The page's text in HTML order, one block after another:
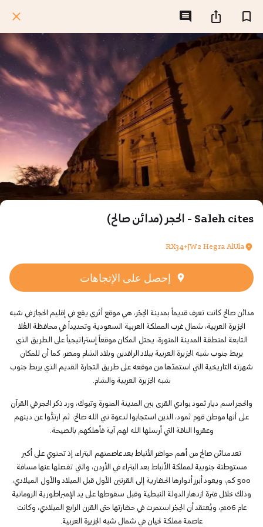
Saleh cites - الحجر (مدائن صالح)
RX34+JW2 Hegra AlUla
إحصل على الإتجاهات
مدائن صالح كانت تعرف قديماً بمدينة الحِجْر، هي موقع أثري يقع في إقليم الحجاز في شبه
الجزيرة العربية، شمال غرب المملكة العربية السعودية وتحديداً في محافظة العُلا
التابعة لمنطقة المدينة المنورة، يحتل المكان موقعاً إستراتيجياً على الطريق الذي
يربط جنوب شبه الجزيرة العربية ببلاد الرافدين وبلاد الشام ومصر، كما أن للمكان
شهرته التاريخية التي استمدّها من موقعه على طريق التجارة القديم الذي يربط جنوب
شبه الجزيرة العربية والشام.
والحجر اسم ديار ثمود بوادي القرى بين المدينة المنورة وتبوك، ورد ذكر الحجر في القرآن
على أنها موطن قوم ثمود، الذين استجابوا لدعوة نبي الله صالح، ثم ارتدُّوا عن دينهم
وعقروا الناقة التي أرسلها الله لهم آية فأهلكهم بالصيحة.
تعد مدائن صالح من أهم حواضر الأنباط بعد عاصمتهم البتراء، إذ تحتوي على أكبر
مستوطنة جنوبية لمملكة الأنباط بعد البتراء في الأردن، والتي تفصلها عنها مسافة
500 كم، ويعود أبرز أدوارها الحضارية إلى القرنين الأول قبل الميلاد والأول الميلادي،
وذلك خلال فترة ازدهار الدولة النبطية وقبل سقوطها على يد الإمبراطورية الرومانية
عام 106م، ويُعتقد أن الحِجْر استمرت في حضارتها حتى القرن الرابع الميلادي، وكانت
عاصمة مملكة لحيان في شمال شبه الجزيرة العربية.